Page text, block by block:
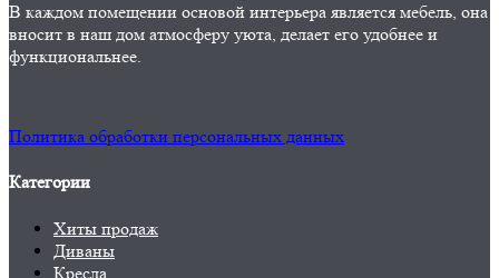
В каждом помещении основой интерьера является мебель, она
вносит в наш дом атмосферу уюта, делает его удобнее и
функциональнее.
Политика обработки персональных данных
Категории
Хиты продаж
Диваны
Кресла